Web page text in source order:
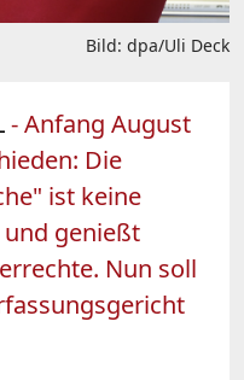
Bild: dpa/Uli Deck
- Anfang August
Die
ist keine
genießt
Nun soll